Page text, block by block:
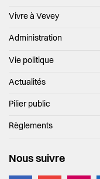
Vivre à Vevey
Administration
Vie politique
Actualités
Pilier public
Règlements
Nous suivre